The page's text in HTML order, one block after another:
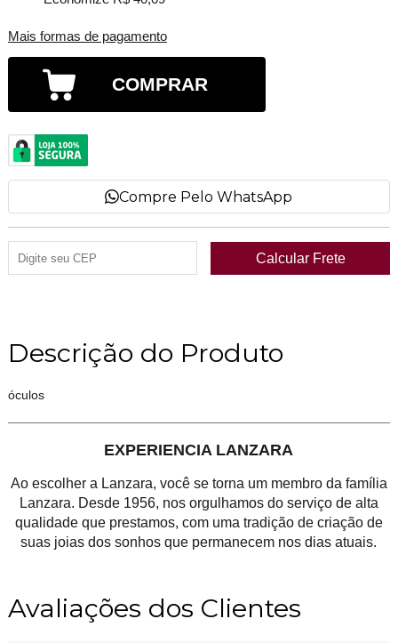
Mais formas de pagamento
COMPRAR
Compre Pelo WhatsApp
Descrição do Produto
óculos
EXPERIENCIA LANZARA
Ao escolher a Lanzara, você se torna um membro da família
Lanzara. Desde 1956, nos orgulhamos do serviço de alta
qualidade que prestamos, com uma tradição de criação de
suas joias dos sonhos que permanecem nos dias atuais.
Avaliações dos Clientes